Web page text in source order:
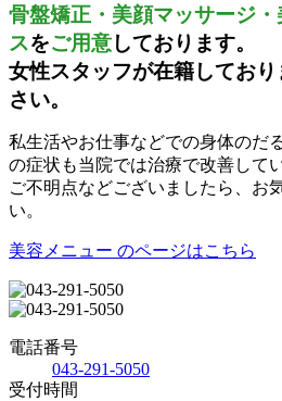
骨盤矯正 ・ 美顔マッサージ
スをご用意しております。
女性スタッフが在籍してお
さい。
私生活やお仕事などでの身体のだ
の症状も当院では治療で改善して
ご不明点などございましたら、お
い。
美容メニュー のページはこちら
電話番号
043-291-5050
受付時間